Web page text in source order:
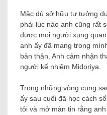
Mặc dù sở hữu tư tưởng
phải lúc nào anh cũng rất
được mọi người xung
anh ấy đã mang trong
bản thân. Anh cảm nhận
người kế nhiệm Midoriya.
Trong những vòng cung
ấy sau cuối đã học cách
tôi và mở màn tin rằng